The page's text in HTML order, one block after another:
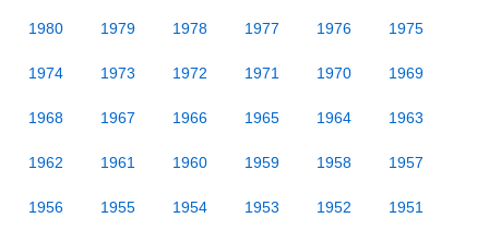
1980 1979 1978 1977 1976 1975
1974 1973 1972 1971 1970 1969
1968 1967 1966 1965 1964 1963
1962 1961 1960 1959 1958 1957
1956 1955 1954 1953 1952 1951